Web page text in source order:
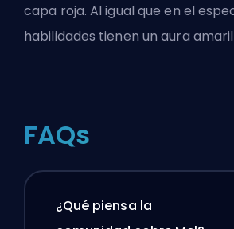
capa roja. Al igual que en el
habilidades tienen un aura
FAQs
¿Qué piensa la